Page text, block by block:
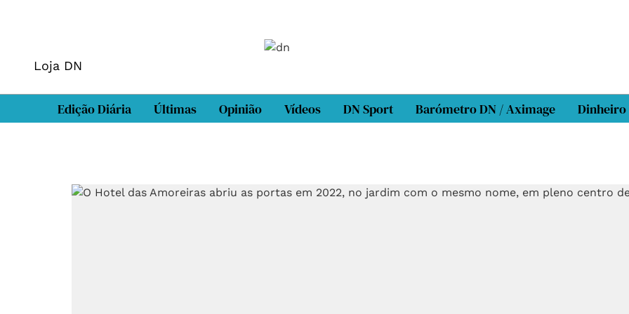
Loja DN
Edição Diária Últimas Opinião Vídeos DN Sport Barómetro DN / Aximage Dinheiro